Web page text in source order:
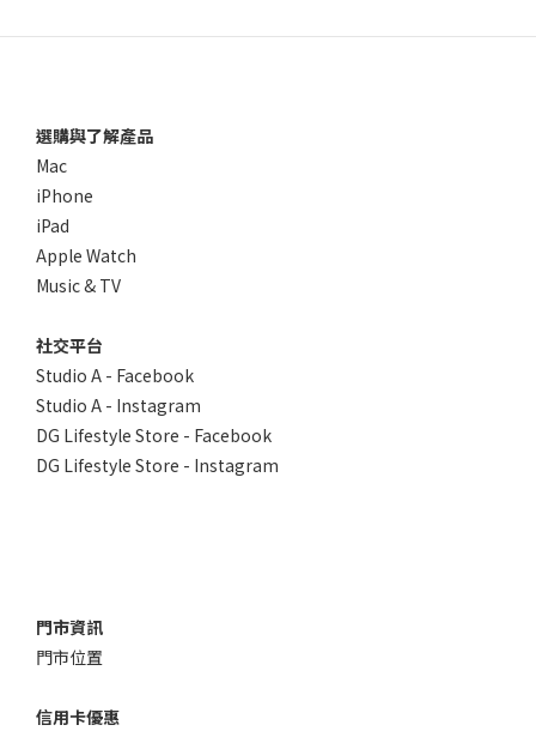
選購與了解產品
Mac
iPhone
iPad
Apple Watch
Music & TV
社交平台
Studio A - Facebook
Studio A - Instagram
DG Lifestyle Store - Facebook
DG Lifestyle Store - Instagram
門市資訊
門市位置
信用卡優惠